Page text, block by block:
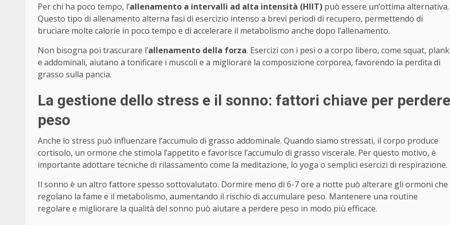
Per chi ha poco tempo, l’allenamento a intervalli ad alta intensità (HIIT) può essere un’ottima alternativa.
Questo tipo di allenamento alterna fasi di esercizio intenso a brevi periodi di recupero, permettendo di
bruciare molte calorie in poco tempo e di accelerare il metabolismo anche dopo l’allenamento.
Non bisogna poi trascurare l’allenamento della forza. Esercizi con i pesi o a corpo libero, come squat, plank
e addominali, aiutano a tonificare i muscoli e a migliorare la composizione corporea, favorendo la perdita di
grasso sulla pancia.
La gestione dello stress e il sonno: fattori chiave per perdere
peso
Anche lo stress può influenzare l’accumulo di grasso addominale. Quando siamo stressati, il corpo produce
cortisolo, un ormone che stimola l’appetito e favorisce l’accumulo di grasso viscerale. Per questo motivo, è
importante adottare tecniche di rilassamento come la meditazione, lo yoga o semplici esercizi di respirazione.
Il sonno è un altro fattore spesso sottovalutato. Dormire meno di 6-7 ore a notte può alterare gli ormoni che
regolano la fame e il metabolismo, aumentando il rischio di accumulare peso. Mantenere una routine
regolare e migliorare la qualità del sonno può aiutare a perdere peso in modo più efficace.